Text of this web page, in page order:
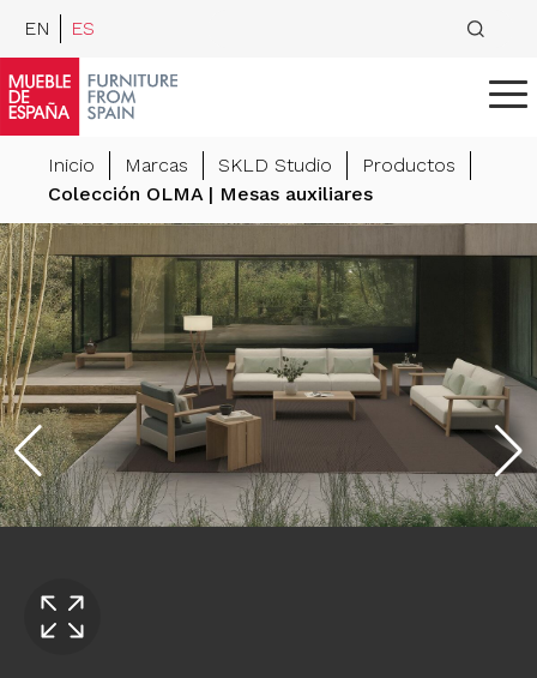
EN ES
Inicio Marcas SKLD Studio
Productos
Colección OLMA | Mesas auxiliares